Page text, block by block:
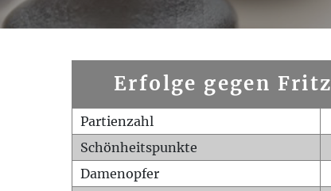
Erfolge gegen Fritz
Partienzahl
Schönheitspunkte
Damenopfer